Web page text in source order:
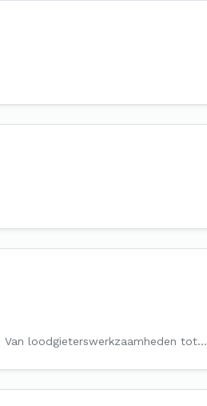
loodgieterswerkzaamheden tot…